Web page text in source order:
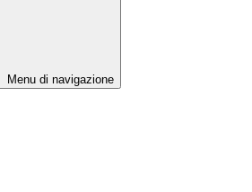
Menu di navigazione